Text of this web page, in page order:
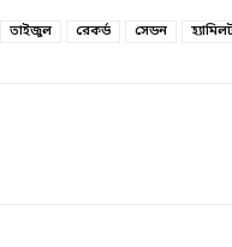
তাইজুল রেকর্ড সেডন